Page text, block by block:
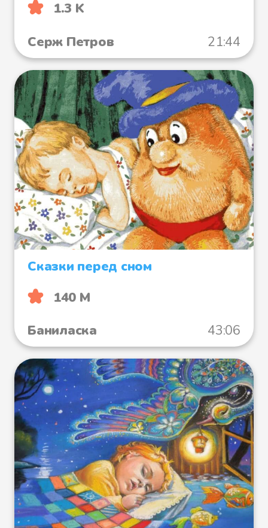
1.3 K
Серж Петров
21:44
Сказки перед сном
140 М
Баниласка
43:06